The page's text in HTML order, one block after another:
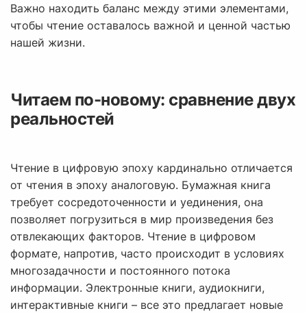
Важно находить баланс между этими элементами,
чтобы чтение оставалось важной и ценной частью
нашей жизни.
Читаем по-новому: сравнение двух
реальностей
Чтение в цифровую эпоху кардинально отличается
от чтения в эпоху аналоговую. Бумажная книга
требует сосредоточенности и уединения, она
позволяет погрузиться в мир произведения без
отвлекающих факторов. Чтение в цифровом
формате, напротив, часто происходит в условиях
многозадачности и постоянного потока
информации. Электронные книги, аудиокниги,
интерактивные книги – все это предлагает новые